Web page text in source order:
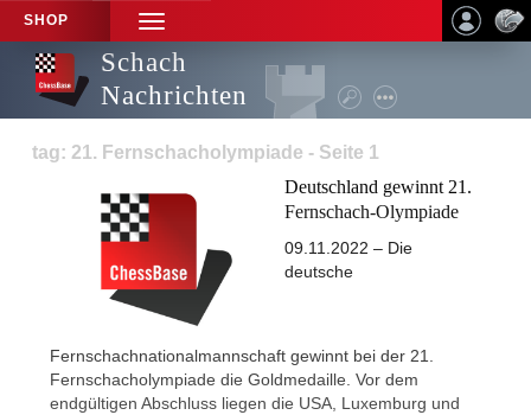
SHOP
TOGGLE
NAVIGATION
Schach
Nachrichten
tag: 21. Fernschacholympiade - Seite 1
Deutschland gewinnt 21.
Fernschach-Olympiade
09.11.2022 – Die
deutsche
Fernschachnationalmannschaft gewinnt bei der 21.
Fernschacholympiade die Goldmedaille. Vor dem
endgültigen Abschluss liegen die USA, Luxemburg und